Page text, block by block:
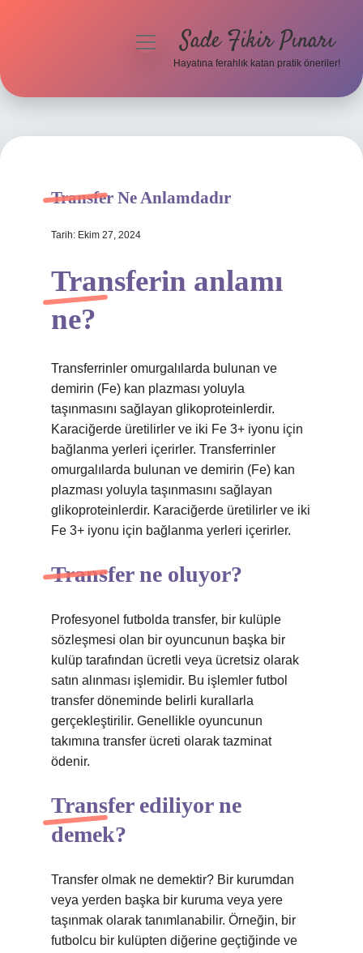
Hakkımızda
menüyüSade Fikir Pınarı
Hayatına ferahlık katan pratik öneriler!
Transfer Ne Anlamdadır
Tarih: Ekim 27, 2024
Transferin anlamı
ne?
Transferrinler omurgalılarda bulunan ve
demirin (Fe) kan plazması yoluyla
taşınmasını sağlayan glikoproteinlerdir.
Karaciğerde üretilirler ve iki Fe 3+ iyonu için
bağlanma yerleri içerirler. Transferrinler
omurgalılarda bulunan ve demirin (Fe) kan
plazması yoluyla taşınmasını sağlayan
glikoproteinlerdir. Karaciğerde üretilirler ve iki
Fe 3+ iyonu için bağlanma yerleri içerirler.
Transfer ne oluyor?
Profesyonel futbolda transfer, bir kulüple
sözleşmesi olan bir oyuncunun başka bir
kulüp tarafından ücretli veya ücretsiz olarak
satın alınması işlemidir. Bu işlemler futbol
transfer döneminde belirli kurallarla
gerçekleştirilir. Genellikle oyuncunun
takımına transfer ücreti olarak tazminat
ödenir.
Transfer ediliyor ne
demek?
Transfer olmak ne demektir? Bir kurumdan
veya yerden başka bir kuruma veya yere
taşınmak olarak tanımlanabilir. Örneğin, bir
futbolcu bir kulüpten diğerine geçtiğinde ve